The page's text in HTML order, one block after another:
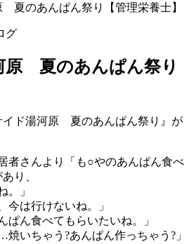
夏のあんぱん祭り【管理栄養士】
グ
原 夏のあんぱん祭り
イド湯河原 夏のあんぱん祭り』が
者さんより「も○やのあんぱん食べ
り、
。」
今は行けないね。」
ぱん食べてもらいたいね。」
いちゃう?あんぱん作っちゃう?」